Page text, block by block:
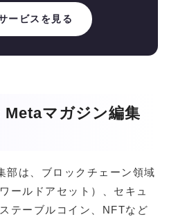
ービスを見る
マガジン編集
は、ブロックチェーン領域
ールドアセット）、セキュ
テーブルコイン、NFTなど